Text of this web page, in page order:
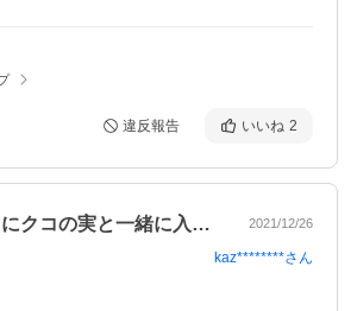
違反報告 いいね 2
毎朝ヨーグルトにクコの実と一緒に入れて… 2021/12/26
kaz********さん